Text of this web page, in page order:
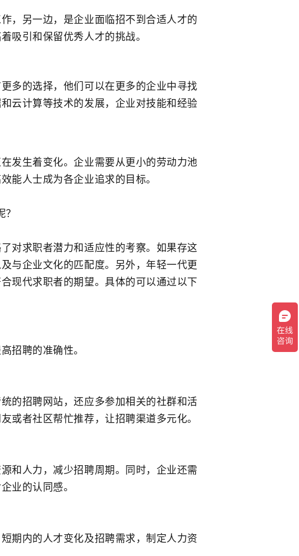
，另一边，是企业面临招不到合适人才的
吸引和保留优秀人才的挑战。
多的选择，他们可以在更多的企业中寻找
云计算等技术的发展，企业对技能和经验
发生着变化。企业需要从更小的劳动力池
能人士成为各企业追求的目标。
对求职者潜力和适应性的考察。如果存这
与企业文化的匹配度。另外，年轻一代更
现代求职者的期望。具体的可以通过以下
招聘的准确性。
的招聘网站，还应多参加相关的社群和活
或者社区帮忙推荐，让招聘渠道多元化。
和人力，减少招聘周期。同时，企业还需
业的认同感。
期内的人才变化及招聘需求，制定人力资